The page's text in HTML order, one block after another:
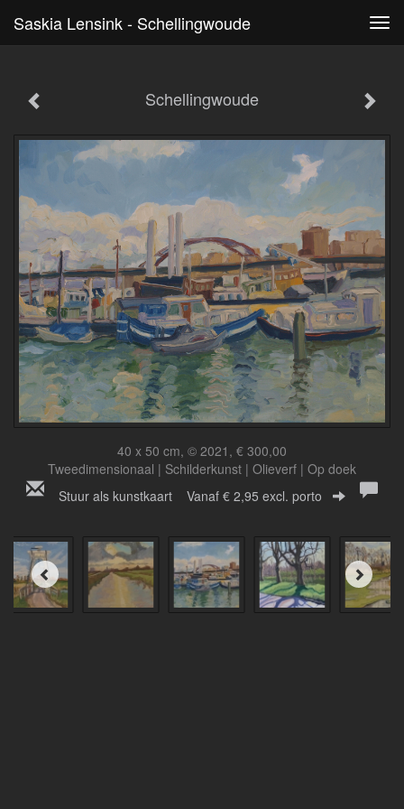
Saskia Lensink - Schellingwoude
Schellingwoude
40 x 50 cm, © 2021, € 300,00
Tweedimensionaal | Schilderkunst | Olieverf | Op doek
Stuur als kunstkaart Vanaf € 2,95 excl. porto